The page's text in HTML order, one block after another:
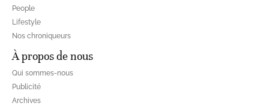
People
Lifestyle
Nos chroniqueurs
À propos de nous
Qui sommes-nous
Publicité
Archives